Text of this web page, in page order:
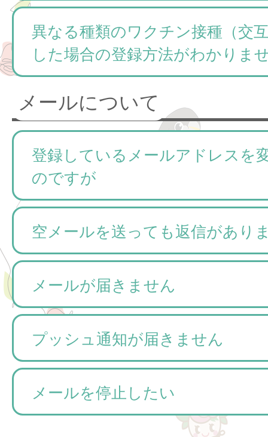
異なる種類のワクチン接種（交
した場合の登録方法がわかりま
メールについて
登録しているメールアドレスを
のですが
空メールを送っても返信があり
メールが届きません
プッシュ通知が届きません
メールを停止したい